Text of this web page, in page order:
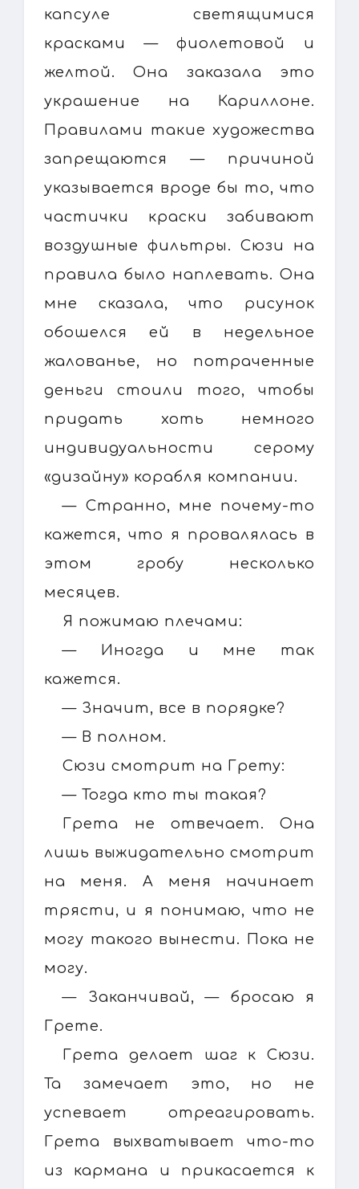
капсуле светящимися
красками — фиолетовой и
желтой. Она заказала это
украшение на Кариллоне.
Правилами такие художества
запрещаются — причиной
указывается вроде бы то, что
частички краски забивают
воздушные фильтры. Сюзи на
правила было наплевать. Она
мне сказала, что рисунок
обошелся ей в недельное
жалованье, но потраченные
деньги стоили того, чтобы
придать хоть немного
индивидуальности серому
«дизайну» корабля компании.
— Странно, мне почему-то
кажется, что я провалялась в
этом гробу несколько
месяцев.
Я пожимаю плечами:
— Иногда и мне так
кажется.
— Значит, все в порядке?
— В полном.
Сюзи смотрит на Грету:
— Тогда кто ты такая?
Грета не отвечает. Она
лишь выжидательно смотрит
на меня. А меня начинает
трясти, и я понимаю, что не
могу такого вынести. Пока не
могу.
— Заканчивай, — бросаю я
Грете.
Грета делает шаг к Сюзи.
Та замечает это, но не
успевает отреагировать.
Грета выхватывает что-то
из кармана и прикасается к